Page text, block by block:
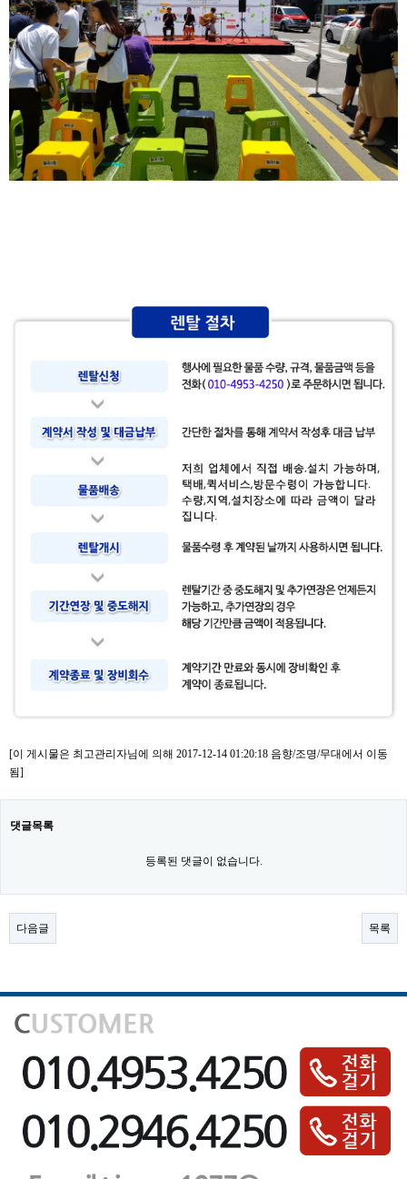
[이 게시물은 최고관리자님에 의해 2017-12-14 01:20:18 음향/조명/무대에서 이동
됨]
댓글목록
등록된 댓글이 없습니다.
다음글 목록